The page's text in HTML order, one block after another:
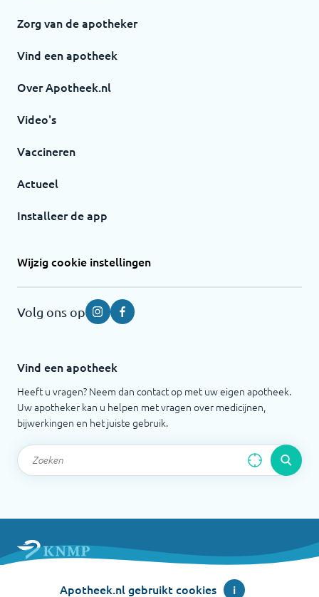
Zorg van de apotheker
Vind een apotheek
Over Apotheek.nl
Video's
Vaccineren
Actueel
Installeer de app
Wijzig cookie instellingen
Volg ons op InstagramFacebook
Vind een apotheek
Heeft u vragen? Neem dan contact op met uw eigen apotheek.
Uw apotheker kan u helpen met vragen over medicijnen,
bijwerkingen en het juiste gebruik.
Nederlandse Maatschappij ter bevordering der
Apotheek.nl gebruikt cookies i